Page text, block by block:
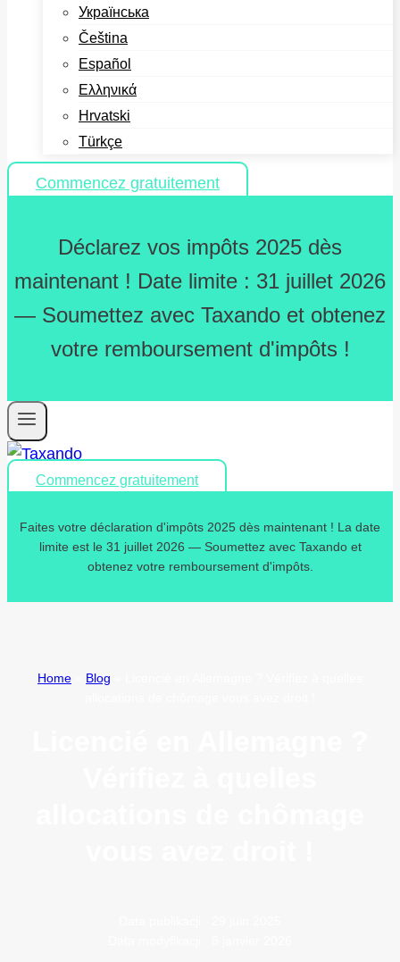
Українська
Čeština
Español
Ελληνικά
Hrvatski
Türkçe
Commencez gratuitement
Déclarez vos impôts 2025 dès
maintenant ! Date limite : 31 juillet 2026
— Soumettez avec Taxando et obtenez
votre remboursement d'impôts !
Commencez gratuitement
Faites votre déclaration d'impôts 2025 dès maintenant ! La date
limite est le 31 juillet 2026 — Soumettez avec Taxando et
obtenez votre remboursement d'impôts.
Home Blog